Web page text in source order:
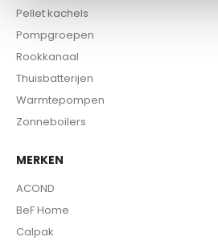
Pellet kachels
Pompgroepen
Rookkanaal
Thuisbatterijen
Warmtepompen
Zonneboilers
MERKEN
ACOND
BeF Home
Calpak